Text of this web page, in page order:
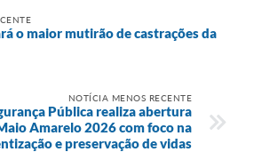
o maior mutirão de castrações da
NOTÍCIA MENOS RECENTE
Pública realiza abertura
Amarelo 2026 com foco na
e preservação de vidas